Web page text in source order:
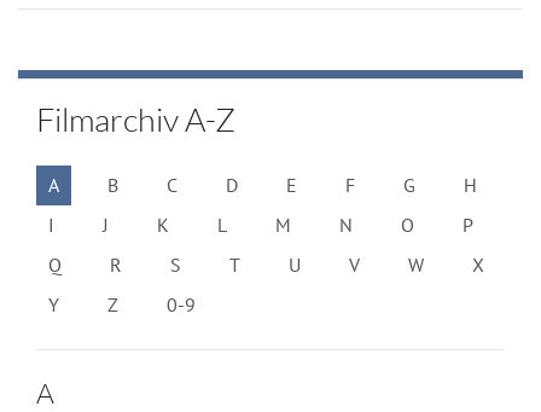
Filmarchiv A-Z
A B C D E F G
H
I
J K L M N O
P
Q
R S T U V W
X
Y
Z 0-9
A